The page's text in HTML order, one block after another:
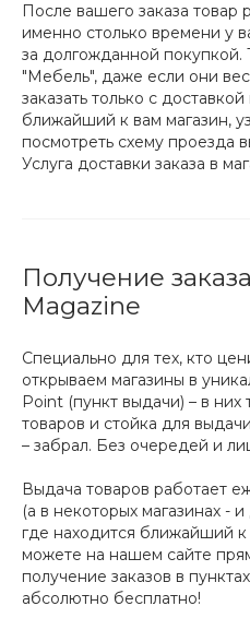
После вашего заказа товар
именно столько времени у
за долгожданной покупкой.
"Мебель", даже если они
заказать только с
ближайший к вам магазин,
посмотреть схему проезда
Услуга доставки заказа в
Получение
Magazine
Специально для тех, кто
открываем магазины в
Point (пункт выдачи) – в них
товаров и стойка для
– забрал. Без очередей и
Выдача товаров работает
(а в некоторых магазинах -
где находится ближайший
можете на нашем сайте
получение заказов в
абсолютно бесплатно!